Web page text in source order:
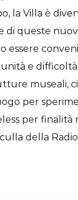
la Villa è
di queste
essere
e
museali,
per
per finalità
della